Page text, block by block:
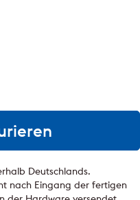
Deutschlands.
nach Eingang der fertigen